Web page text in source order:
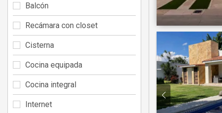
Balcón
Recámara con closet
Cisterna
Cocina equipada
Cocina integral
Internet